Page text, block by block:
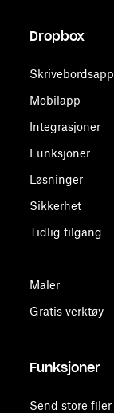
Dropbox
Skrivebordsapp
Mobilapp
Integrasjoner
Funksjoner
Løsninger
Sikkerhet
Tidlig tilgang
Maler
Gratis verktøy
Funksjoner
Send store filer